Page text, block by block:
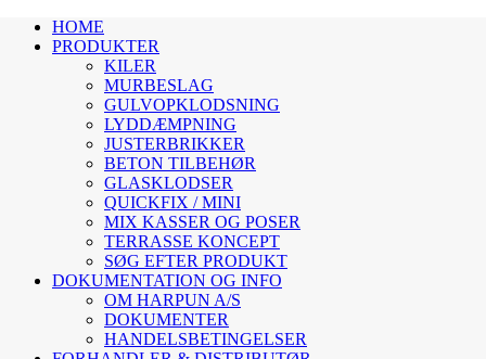
HOME
PRODUKTER
KILER
MURBESLAG
GULVOPKLODSNING
LYDDÆMPNING
JUSTERBRIKKER
BETON TILBEHØR
GLASKLODSER
QUICKFIX / MINI
MIX KASSER OG POSER
TERRASSE KONCEPT
SØG EFTER PRODUKT
DOKUMENTATION OG INFO
OM HARPUN A/S
DOKUMENTER
HANDELSBETINGELSER